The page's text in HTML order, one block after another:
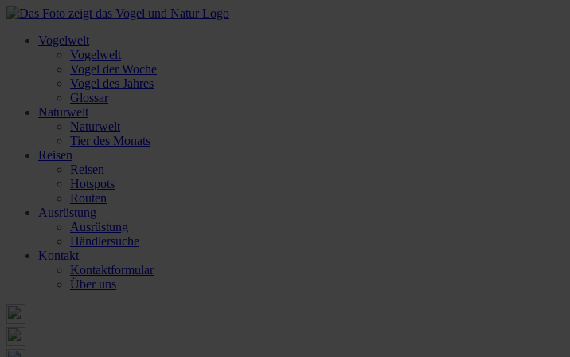
Vogelwelt
Vogelwelt
Vogel der Woche
Vogel des Jahres
Glossar
Naturwelt
Naturwelt
Tier des Monats
Reisen
Reisen
Hotspots
Routen
Ausrüstung
Ausrüstung
Händlersuche
Kontakt
Kontaktformular
Über uns